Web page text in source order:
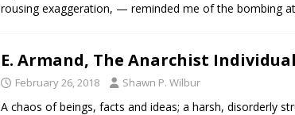
rousing exaggeration, — reminded me of the bombing at
E. Armand, The Anarchist
February 26, 2018 Shawn P. Wilbur
A chaos of beings, facts and ideas; a harsh, disorderly